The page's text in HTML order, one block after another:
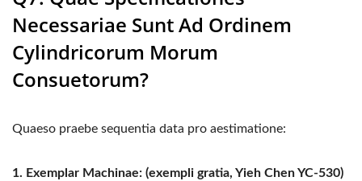
Necessariae Sunt Ad Ordinem
Cylindricorum Morum
Consuetorum?
Quaeso praebe sequentia data pro aestimatione:
Exemplar Machinae: (exempli gratia, Yieh Chen YC-530)